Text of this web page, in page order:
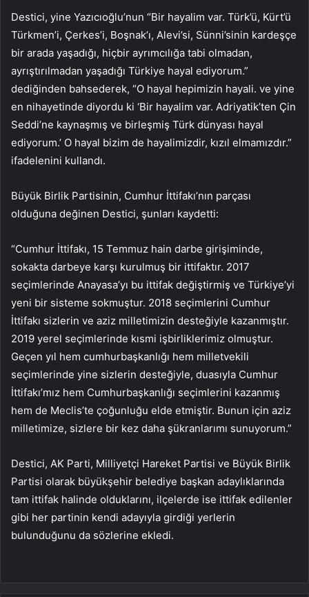
Destici, yine Yazıcıoğlu’nun “Bir hayalim var. Türk’ü, Kürt’ü
Türkmen’i, Çerkes’i, Boşnak’ı, Alevi’si, Sünni’sinin kardeşçe
bir arada yaşadığı, hiçbir ayrımcılığa tabi olmadan,
ayrıştırılmadan yaşadığı Türkiye hayal ediyorum.”
dediğinden bahsederek, “O hayal hepimizin hayali. ve yine
en nihayetinde diyordu ki ‘Bir hayalim var. Adriyatik’ten Çin
Seddi’ne kaynaşmış ve birleşmiş Türk dünyası hayal
ediyorum.’ O hayal bizim de hayalimizdir, kızıl elmamızdır.”
ifadelenini kullandı.
Büyük Birlik Partisinin, Cumhur İttifakı’nın parçası
olduğuna değinen Destici, şunları kaydetti:
“Cumhur İttifakı, 15 Temmuz hain darbe girişiminde,
sokakta darbeye karşı kurulmuş bir ittifaktır. 2017
seçimlerinde Anayasa’yı bu ittifak değiştirmiş ve Türkiye’yi
yeni bir sisteme sokmuştur. 2018 seçimlerini Cumhur
İttifakı sizlerin ve aziz milletimizin desteğiyle kazanmıştır.
2019 yerel seçimlerinde kısmi işbirliklerimiz olmuştur.
Geçen yıl hem cumhurbaşkanlığı hem milletvekili
seçimlerinde yine sizlerin desteğiyle, duasıyla Cumhur
İttifakı’mız hem Cumhurbaşkanlığı seçimlerini kazanmış
hem de Meclis’te çoğunluğu elde etmiştir. Bunun için aziz
milletimize, sizlere bir kez daha şükranlarımı sunuyorum.”
Destici, AK Parti, Milliyetçi Hareket Partisi ve Büyük Birlik
Partisi olarak büyükşehir belediye başkan adaylıklarında
tam ittifak halinde olduklarını, ilçelerde ise ittifak edilenler
gibi her partinin kendi adayıyla girdiği yerlerin
bulunduğunu da sözlerine ekledi.